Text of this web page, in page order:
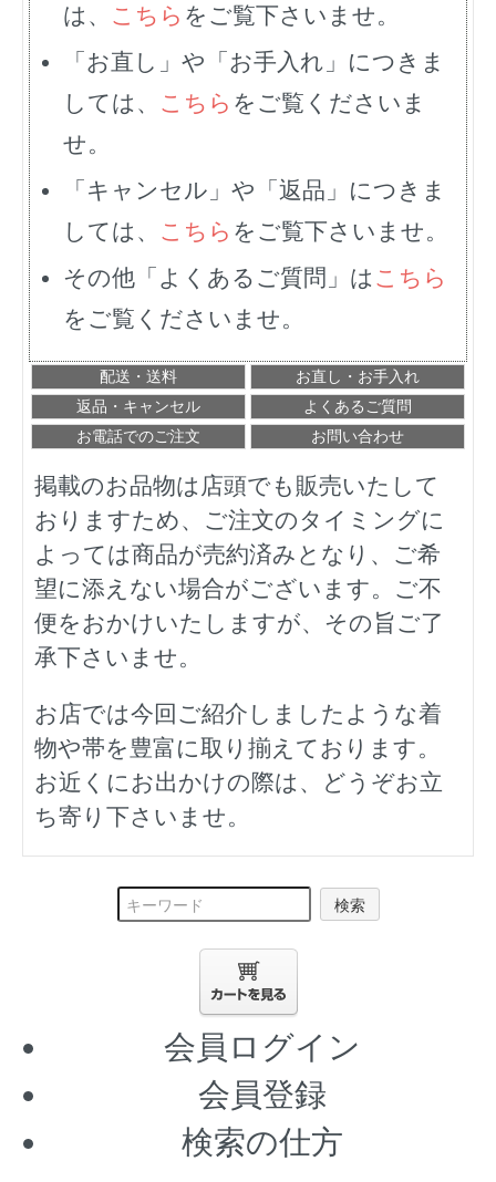
は、 こちら をご覧下さいませ。
「お直し」や「お手入れ」につきま
しては、 こちら をご覧くださいま
せ。
「キャンセル」や「返品」につきま
しては、 こちら をご覧下さいませ。
その他「よくあるご質問」は こちら
をご覧くださいませ。
配送・送料
お直し・お手入れ
返品・キャンセル
よくあるご質問
お電話でのご注文
お問い合わせ
掲載のお品物は店頭でも販売いたして
おりますため、ご注文のタイミングに
よっては商品が売約済みとなり、ご希
望に添えない場合がございます。ご不
便をおかけいたしますが、その旨ご了
承下さいませ。
お店では今回ご紹介しましたような着
物や帯を豊富に取り揃えております。
お近くにお出かけの際は、どうぞお立
ち寄り下さいませ。
検索
会員ログイン
会員登録
検索の仕方